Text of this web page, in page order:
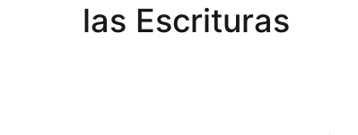
las Escrituras